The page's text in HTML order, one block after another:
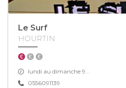
Le Surf
HOURTIN
lundi au dimanche 9...
0556091139